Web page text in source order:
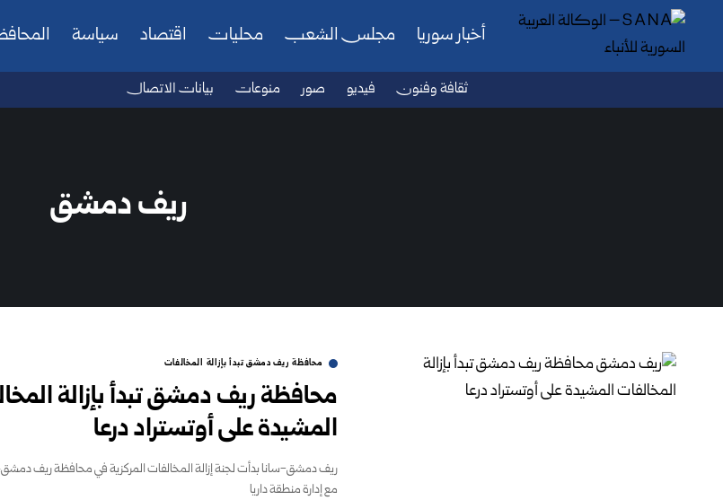
أخبار سوريا مجلس الشعب محليات اقتصاد سياسة
ثقافة وفنون فيديو صور منوعات بيانات الاتصال
ريف دمشق
محافظة ريف دمشق تبدأ بإزالة المخالفات
محافظة ريف دمشق تبدأ بإزالة
المشيدة على أوتستراد درعا
ريف دمشق-سانا بدأت لجنة إزالة المخالفات المركزية في محافظة ريف
مع إدارة منطقة داريا